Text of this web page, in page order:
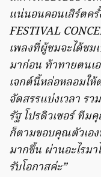
แน่นอนคอนเสิร์ตค
FESTIVAL
เพลงที่ผู้ชมจะได้ชม
มาก่อน ท้าทายตนเ
เจกต์นี้หล่อหลอมให้
จัดสรรแบ่งเวลา ร
รัฐ โปรดิวเซอร์ ที
ก็ตามขอบคุณตัวเอง
มากขึ้น ผ่านอะไรม
รับโอกาสค่ะ”